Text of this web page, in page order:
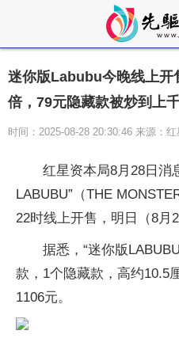
迷你版Labubu今晚线上开
倍，79元隐藏款被炒到上
时间：2025-08-28 20:30:46 来源：
红星资本局8月28日消
LABUBU”（THE
22时线上开售，明日（8月
据悉，“迷你版
款，1个隐藏款，高约10.5
1106元。